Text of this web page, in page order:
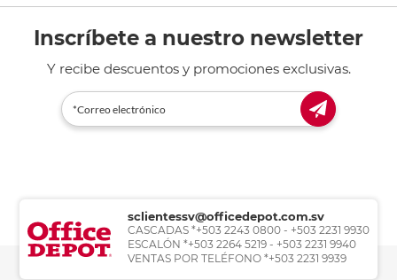
Inscríbete a nuestro newsletter
Y recibe descuentos y promociones exclusivas.
sclientessv@officedepot.com.sv
CASCADAS *+503 2243 0800 - +503 2231 9930
ESCALÓN *+503 2264 5219 - +503 2231 9940
VENTAS POR TELÉFONO *+503 2231 9939